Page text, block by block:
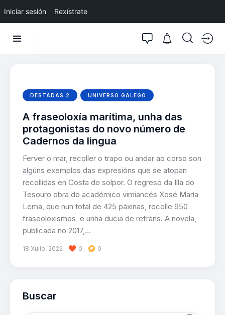
Iniciar sesión Rexístrate
DESTADAS 2 UNIVERSO GALEGO
A fraseoloxía marítima, unha das
protagonistas do novo número de
Cadernos da lingua
Ferver o mar, recoller o trapo ou andar ao corso son
algúns exemplos das expresións que se atopan
recollidas en Costa do solpor. O regreso da Illa do
Tesouro obra do académico vimiancés Xosé María
Lema, que nun total de 425 páxinas, recolle 950
fraseoloxismos e unha ducia de refráns. A novela,
publicada no 2017,…
18 Xullo, 2022 0 0
Buscar